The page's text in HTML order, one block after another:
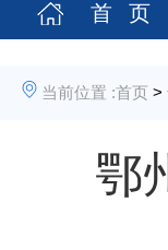
首 页
当前位置 :首页 >
鄂